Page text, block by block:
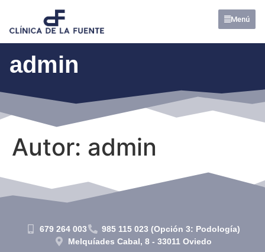
Menú
admin
Autor: admin
679 264 003
985 115 023 (Opción 3: Podología)
Melquíades Cabal, 8 - 33011 Oviedo